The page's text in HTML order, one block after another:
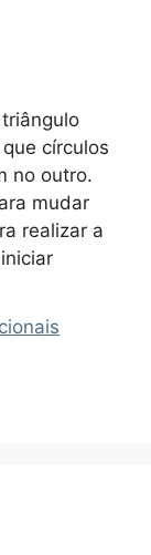
círculos
no outro.
mudar
realizar a